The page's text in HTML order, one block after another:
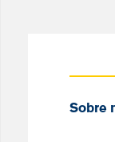
Sobre